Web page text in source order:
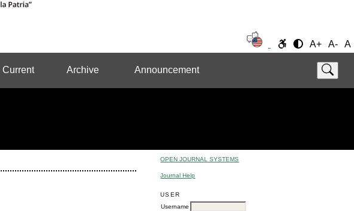
A+ A- A
Current Archive Announcement
OPEN JOURNAL SYSTEMS
Journal Help
USER
Username